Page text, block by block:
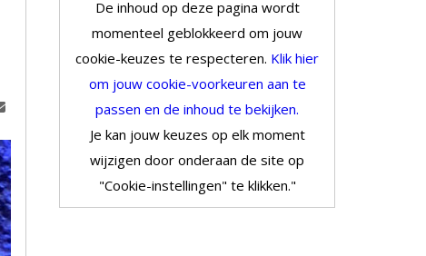
De inhoud op deze pagina wordt
momenteel geblokkeerd om jouw
cookie-keuzes te respecteren. Klik hier
om jouw cookie-voorkeuren aan te
passen en de inhoud te bekijken.
Je kan jouw keuzes op elk moment
wijzigen door onderaan de site op
"Cookie-instellingen" te klikken."